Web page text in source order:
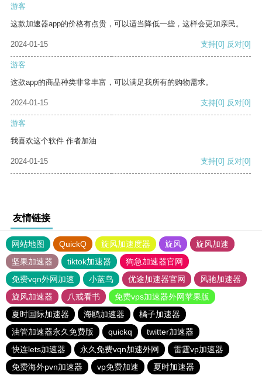
游客
这款加速器app的价格有点贵，可以适当降低一些，这样会更加亲民。
2024-01-15 支持[0] 反对[0]
游客
这款app的商品种类非常丰富，可以满足我所有的购物需求。
2024-01-15 支持[0] 反对[0]
游客
我喜欢这个软件 作者加油
2024-01-15 支持[0] 反对[0]
友情链接
网站地图 QuickQ 旋风加速度器 旋风
旋风加速
坚果加速器
tiktok加速器
狗急加速器官网
免费vqn外网加速
小蓝鸟 优途加速器官网
风驰加速器
旋风加速器
八戒看书
免费vps加速器外网苹果版
夏时国际加速器
海鸥加速器
橘子加速器
油管加速器永久免费版
quickq
twitter加速器
快连lets加速器
永久免费vqn加速外网
雷霆vp加速器
免费海外pvn加速器
vp免费加速 夏时加速器